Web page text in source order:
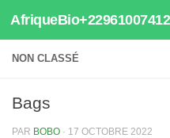
Au dessous du contenu
AfriqueBio+22961007412
NON CLASSÉ
Bags
PAR BOBO · 17 OCTOBRE 2022